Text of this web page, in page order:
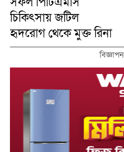
চিকিৎসায় জটিল
হৃদরোগ থেকে মুক্ত রিনা
রানী
বিজ্ঞাপন